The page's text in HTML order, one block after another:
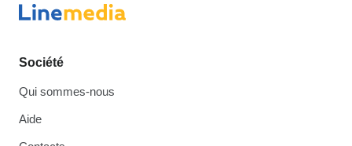
Société
Qui sommes-nous
Aide